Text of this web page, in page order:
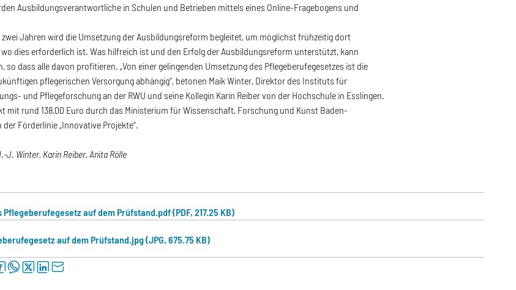
Ausbildungsverantwortliche in Schulen und Betrieben mittels eines Online-Fragebogens und
Jahren wird die Umsetzung der Ausbildungsreform begleitet, um möglichst frühzeitig dort
dies erforderlich ist. Was hilfreich ist und den Erfolg der Ausbildungsreform unterstützt, kann
so dass alle davon profitieren. „Von einer gelingenden Umsetzung des Pflegeberufegesetzes ist die
pflegerischen Versorgung abhängig“, betonen Maik Winter, Direktor des Instituts für
und Pflegeforschung an der RWU und seine Kollegin Karin Reiber von der Hochschule in Esslingen.
mit rund 138.00 Euro durch das Ministerium für Wissenschaft, Forschung und Kunst Baden-
Förderlinie „Innovative Projekte“.
J. Winter, Karin Reiber, Anita Rölle
Pflegeberufegesetz auf dem Prüfstand.pdf (PDF, 217.25 KB)
auf dem Prüfstand.jpg (JPG, 675.75 KB)
whatsapptwitterlinkedinletter